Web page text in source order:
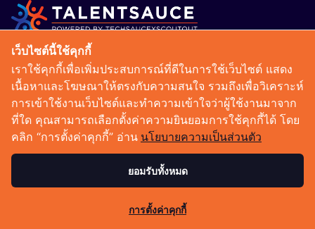
บริษัท เทคซอส มีเดีย จำกัด
101 ทรู ดิจิทัล พาร์ค อาคาร กริฟฟิน ชั้น 14 ห้อง 1401
ถนนสุขุมวิท แขวงบางจาก เขตพระโขนง กรุงเทพมหานคร
10260
talentsauce@techsauce.co
02-001-5375
Copyright 2026 : Techsauce All rights reserved.
เว็บไซต์นี้ใช้คุกกี้
เราใช้คุกกี้เพื่อเพิ่มประสบการณ์ที่ดีในการใช้เว็บไซต์ แสดง
เนื้อหาและโฆษณาให้ตรงกับความสนใจ รวมถึงเพื่อวิเคราะห์
การเข้าใช้งานเว็บไซต์และทำความเข้าใจว่าผู้ใช้งานมาจาก
ที่ใด คุณสามารถเลือกตั้งค่าความยินยอมการใช้คุกกี้ได้ โดย
คลิก “การตั้งค่าคุกกี้” อ่าน นโยบายความเป็นส่วนตัว
ยอมรับทั้งหมด
การตั้งค่าคุกกี้